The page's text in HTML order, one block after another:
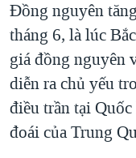
Đồng nguyên
tháng 6, là lúc
giá đồng nguyên
diễn ra chủ yếu
điều trần tại
đoái của Trung